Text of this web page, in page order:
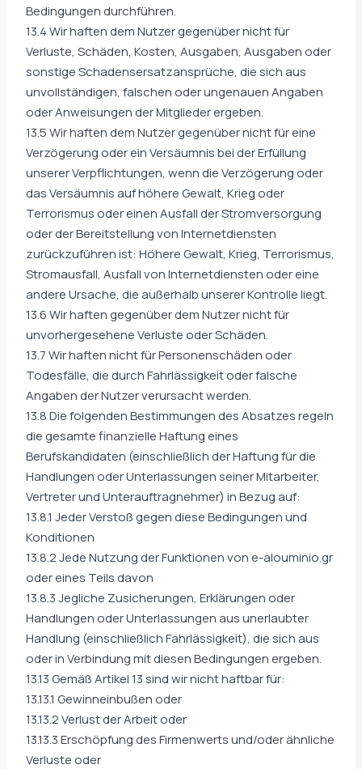
Bedingungen durchführen.
13.4 Wir haften dem Nutzer gegenüber nicht für
Verluste, Schäden, Kosten, Ausgaben, Ausgaben oder
sonstige Schadensersatzansprüche, die sich aus
unvollständigen, falschen oder ungenauen Angaben
oder Anweisungen der Mitglieder ergeben.
13.5 Wir haften dem Nutzer gegenüber nicht für eine
Verzögerung oder ein Versäumnis bei der Erfüllung
unserer Verpflichtungen, wenn die Verzögerung oder
das Versäumnis auf höhere Gewalt, Krieg oder
Terrorismus oder einen Ausfall der Stromversorgung
oder der Bereitstellung von Internetdiensten
zurückzuführen ist: Höhere Gewalt, Krieg, Terrorismus,
Stromausfall, Ausfall von Internetdiensten oder eine
andere Ursache, die außerhalb unserer Kontrolle liegt.
13.6 Wir haften gegenüber dem Nutzer nicht für
unvorhergesehene Verluste oder Schäden.
13.7 Wir haften nicht für Personenschäden oder
Todesfälle, die durch Fahrlässigkeit oder falsche
Angaben der Nutzer verursacht werden.
13.8 Die folgenden Bestimmungen des Absatzes regeln
die gesamte finanzielle Haftung eines
Berufskandidaten (einschließlich der Haftung für die
Handlungen oder Unterlassungen seiner Mitarbeiter,
Vertreter und Unterauftragnehmer) in Bezug auf:
13.8.1 Jeder Verstoß gegen diese Bedingungen und
Konditionen
13.8.2 Jede Nutzung der Funktionen von e-alouminio.gr
oder eines Teils davon
13.8.3 Jegliche Zusicherungen, Erklärungen oder
Handlungen oder Unterlassungen aus unerlaubter
Handlung (einschließlich Fahrlässigkeit), die sich aus
oder in Verbindung mit diesen Bedingungen ergeben.
13.13 Gemäß Artikel 13 sind wir nicht haftbar für:
13.13.1 Gewinneinbußen oder
13.13.2 Verlust der Arbeit oder
13.13.3 Erschöpfung des Firmenwerts und/oder ähnliche
Verluste oder